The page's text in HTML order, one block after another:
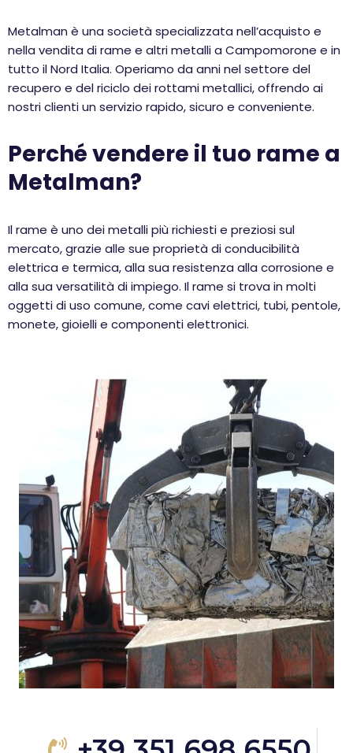
Metalman è una società specializzata nell’acquisto e
nella vendita di rame e altri metalli a Campomorone e in
tutto il Nord Italia. Operiamo da anni nel settore del
recupero e del riciclo dei rottami metallici, offrendo ai
nostri clienti un servizio rapido, sicuro e conveniente.
Perché vendere il tuo rame a
Metalman?
Il rame è uno dei metalli più richiesti e preziosi sul
mercato, grazie alle sue proprietà di conducibilità
elettrica e termica, alla sua resistenza alla corrosione e
alla sua versatilità di impiego. Il rame si trova in molti
oggetti di uso comune, come cavi elettrici, tubi, pentole,
monete, gioielli e componenti elettronici.